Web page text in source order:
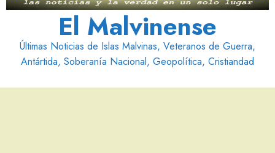
El Malvinense
Últimas Noticias de Islas Malvinas, Veteranos de Guerra,
Antártida, Soberanía Nacional, Geopolítica, Cristiandad